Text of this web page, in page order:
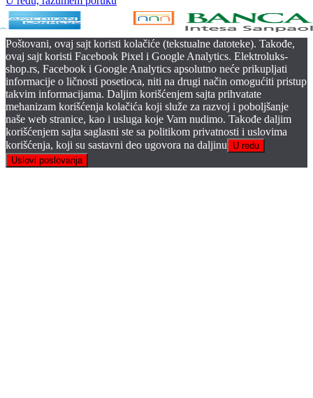
Poštovani, ovaj sajt koristi kolačiće (tekstualne datoteke). Takođe,
ovaj sajt koristi Facebook Pixel i Google Analytics. Elektroluks-
shop.rs, Facebook i Google Analytics apsolutno neće prikupljati
informacije o ličnosti posetioca, niti na drugi način omogućiti pristup
takvim informacijama. Daljim korišćenjem sajta prihvatate
mehanizam korišćenja kolačića koji služe za razvoj i poboljšanje
naše web stranice, kao i usluga koje Vam nudimo. Takođe daljim
korišćenjem sajta saglasni ste sa politikom privatnosti i uslovima
korišćenja, koji su sastavni deo ugovora na daljinu
U redu
Uslovi poslovanja